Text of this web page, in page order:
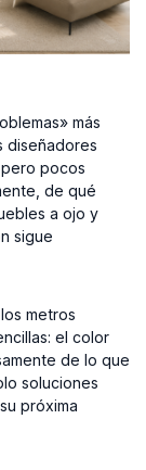
más
diseñadores
pocos
de qué
a ojo y
sigue
metros
el color
de lo que
soluciones
próxima